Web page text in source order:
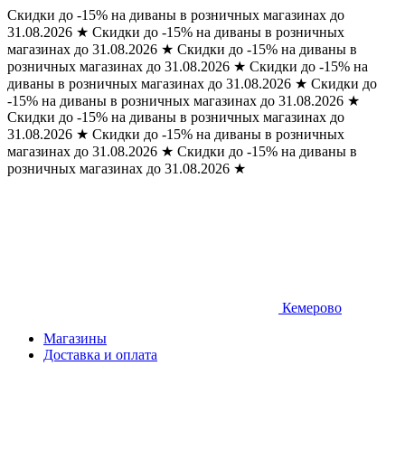
Скидки до -15% на диваны в розничных магазинах до
31.08.2026 ★ Скидки до -15% на диваны в розничных
магазинах до 31.08.2026 ★ Скидки до -15% на диваны в
розничных магазинах до 31.08.2026 ★ Скидки до -15% на
диваны в розничных магазинах до 31.08.2026 ★ Скидки до
-15% на диваны в розничных магазинах до 31.08.2026 ★
Скидки до -15% на диваны в розничных магазинах до
31.08.2026 ★ Скидки до -15% на диваны в розничных
магазинах до 31.08.2026 ★ Скидки до -15% на диваны в
розничных магазинах до 31.08.2026 ★
Кемерово
Магазины
Доставка и оплата